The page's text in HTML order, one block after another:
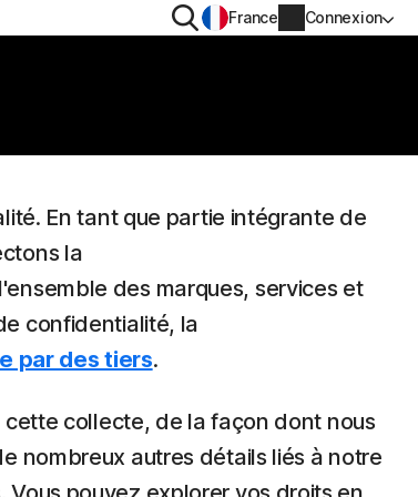
Rechercher
France Connexion
Informations de facturation
Renouveler
Historique des commandes
Saisissez votre clé de produit
En tant que partie intégrante de
la
des marques, services et
confidentialité, la
par des tiers.
collecte, de la façon dont nous
nombreux autres détails liés à notre